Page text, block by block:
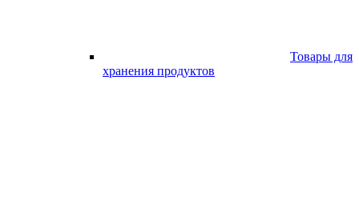
Товары для
хранения продуктов